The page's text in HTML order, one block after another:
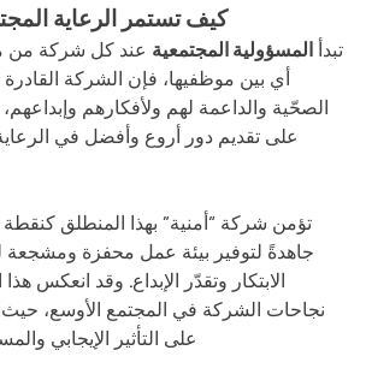
كيف تستمر الرعاية
تبدأ المسؤولية المجتمعية عند كل شركة من
أي بين موظفيها، فإن الشركة
الصحّية والداعمة لهم ولأفكارهم
على تقديم دور أروع وأفضل في
تؤمن شركة “أمنية” بهذا المنطلق
جاهدةً لتوفير بيئة عمل محفزة ومشجعة
الابتكار وتقدّر الإبداع. وقد انعكس
نجاحات الشركة في المجتمع الأوسع، حيث
على التأثير الإيجابي